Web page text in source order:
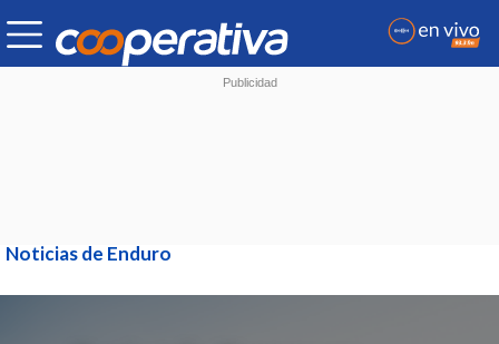
Noticias de Enduro